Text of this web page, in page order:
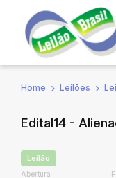
Busca por
Home Leilões
Edital14 -
Leilão
Abertura